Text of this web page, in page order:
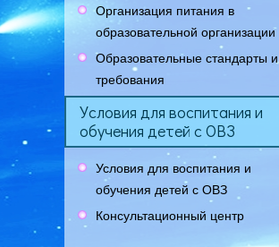
Организация питания в
образовательной организации
Образовательные стандарты и
требования
Условия для воспитания и
обучения детей с ОВЗ
Условия для воспитания и
обучения детей с ОВЗ
Консультационный центр